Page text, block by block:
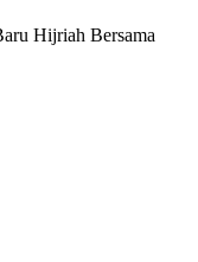
Hijriah Bersama